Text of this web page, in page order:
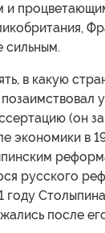
и
сильным.
в какую
(он
экономики в
русского
году
после